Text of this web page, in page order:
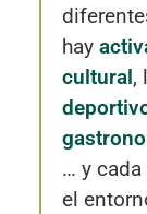
hay
cultural,
… y
el